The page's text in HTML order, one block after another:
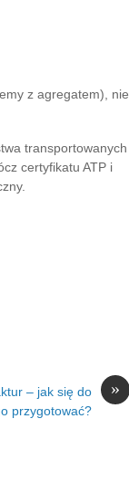
z agregatem), nie
transportowanych
certyfikatu ATP i
»
– jak się do
przygotować?